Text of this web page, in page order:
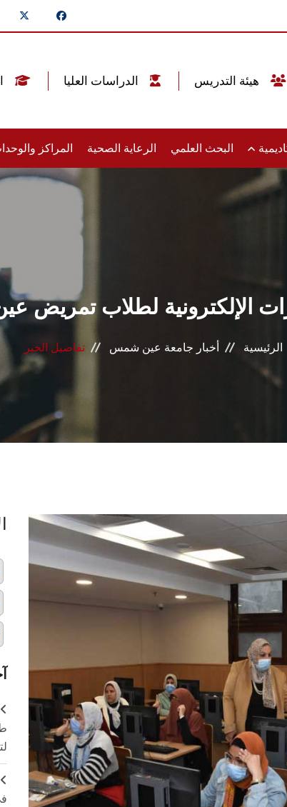
البحث العلمي الرعاية الصحية المراكز
الإلكترونية لطلاب
الرئيسية أخبار جامعة عين شمس تفاصيل الخبر